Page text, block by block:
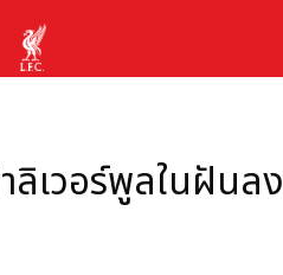
เวอร์พูลในฝันล